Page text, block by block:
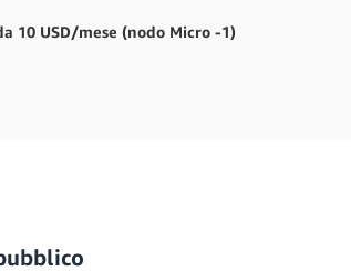
10 USD/mese (nodo Micro -1)